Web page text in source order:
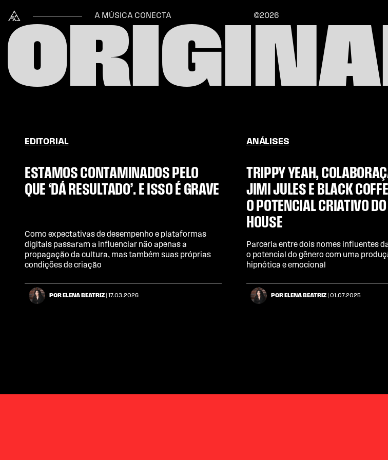
Alataj
A MÚSICA CONECTA ©2026
EDITORIAL
ESTAMOS CONTAMINADOS PELO
QUE ‘DÁ RESULTADO’. E ISSO É GRAVE
Como expectativas de desempenho e plataformas
digitais passaram a influenciar não apenas a
propagação da cultura, mas também suas próprias
condições de criação
POR ELENA BEATRIZ | 17.03.2026
ANÁLISES
TRIPPY YEAH,
JIMI JULES E BLACK
O POTENCIAL CRIATIVO
HOUSE
Parceria entre dois nomes influentes
o potencial do gênero com uma
hipnótica e emocional
POR ELENA BEATRIZ | 01.07.2025